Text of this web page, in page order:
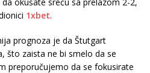
1xbet.
prognoza je da Štutgart
što zaista ne bi smelo da se
preporučujemo da se fokusirate